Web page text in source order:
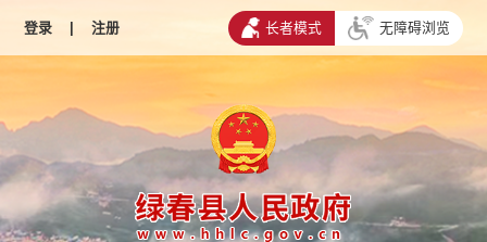
登录 | 注册 长者模式 无障碍浏览